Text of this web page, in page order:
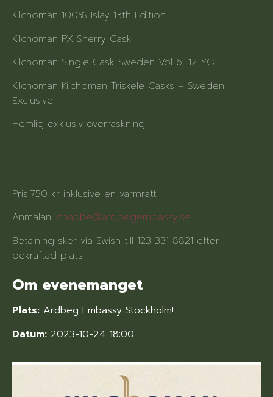
Kilchoman 100% Islay 13th Edition
Kilchoman PX Sherry Cask
Kilchoman Single Cask Sweden Vol 6, 12 YO
Kilchoman Kilchoman Triskele Casks – Sweden
Exclusive
Hemlig exklusiv överraskning
Pris:750 kr inklusive en varmrätt
Anmälan: chabbe@ardbegembassy.se
Betalning sker via Swish till 123 331 8821 efter
bekräftad plats
Om evenemanget
Plats: Ardbeg Embassy Stockholm!
Datum: 2023-10-24 18:00